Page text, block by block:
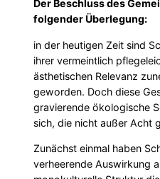
Der Beschluss des
folgender Überlegung:
in der heutigen Zeit sind
ihrer vermeintlich
ästhetischen Relevanz
geworden. Doch diese
gravierende ökologische
sich, die nicht außer Acht
Zunächst einmal haben
verheerende Auswirkung